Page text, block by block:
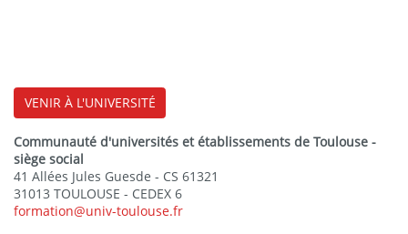
VENIR À L'UNIVERSITÉ
Communauté d'universités et établissements de Toulouse -
siège social
41 Allées Jules Guesde - CS 61321
31013 TOULOUSE - CEDEX 6
formation@univ-toulouse.fr